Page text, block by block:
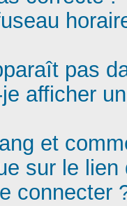
pas
afficher
et
sur le lien
connecter